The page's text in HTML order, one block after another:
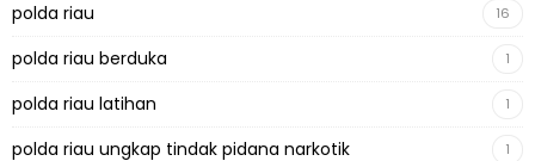
polda riau 16
polda riau berduka 1
polda riau latihan 1
polda riau ungkap tindak pidana narkotik 1